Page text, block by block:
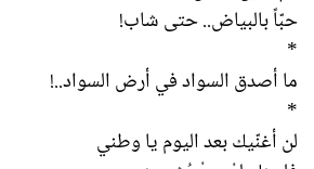
حبّاً بالبياض.. حتى شاب!
*
ما أصدق السواد في أرض السواد..!
*
لن أغنّيك بعد اليوم يا وطني